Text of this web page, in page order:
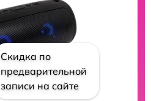
Скидка по
предварительной
записи на сайте